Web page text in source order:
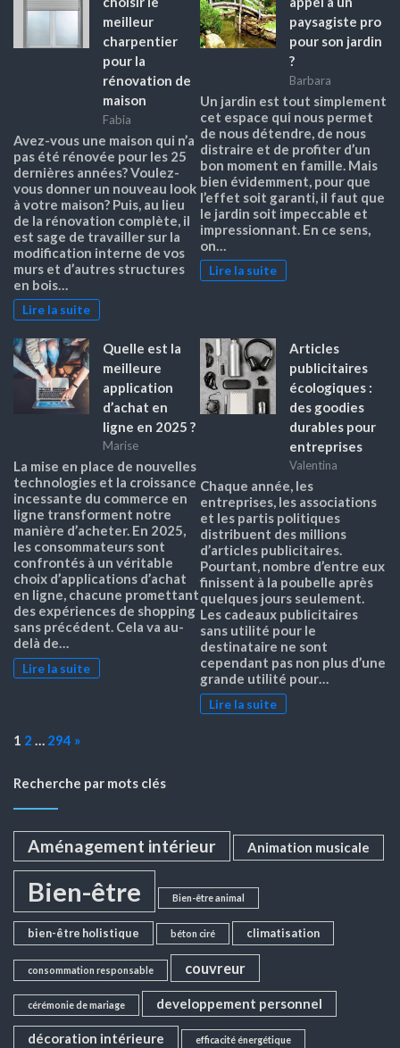
meilleur
charpentier
pour la
rénovation de
maison
Fabia
Avez-vous une maison qui n’a
pas été rénovée pour les 25
dernières années? Voulez-
vous donner un nouveau look
à votre maison? Puis, au lieu
de la rénovation complète, il
est sage de travailler sur la
modification interne de vos
murs et d’autres structures
en bois…
Lire la suite
paysagiste pro
pour son jardin
?
Barbara
Un jardin est tout simplement
cet espace qui nous permet
de nous détendre, de nous
distraire et de profiter d’un
bon moment en famille. Mais
bien évidemment, pour que
l’effet soit garanti, il faut que
le jardin soit impeccable et
impressionnant. En ce sens,
on…
Lire la suite
Quelle est la
meilleure
application
d’achat en
ligne en 2025 ?
Marise
La mise en place de nouvelles
technologies et la croissance
incessante du commerce en
ligne transforment notre
manière d’acheter. En 2025,
les consommateurs sont
confrontés à un véritable
choix d’applications d’achat
en ligne, chacune promettant
des expériences de shopping
sans précédent. Cela va au-
delà de…
Lire la suite
Articles
publicitaires
écologiques :
des goodies
durables pour
entreprises
Valentina
Chaque année, les
entreprises, les associations
et les partis politiques
distribuent des millions
d’articles publicitaires.
Pourtant, nombre d’entre eux
finissent à la poubelle après
quelques jours seulement.
Les cadeaux publicitaires
sans utilité pour le
destinataire ne sont
cependant pas non plus d’une
grande utilité pour…
Lire la suite
Page:
1 2 … 294 Next
»
Recherche par mots clés
Aménagement intérieur Animation musicale
Bien-être Bien-être animal
bien-être holistique béton ciré climatisation
consommation responsable couvreur
cérémonie de mariage developpement personnel
décoration intérieure efficacité énergétique